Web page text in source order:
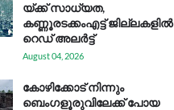
യ്ക്ക് സാ​ധ്യ​ത,
കണ്ണൂരടക്കംഎ​ട്ട് ജി​ല്ല​ക​ളി​ൽ
റെ​ഡ് അ​ലർ​ട്ട്
August 04, 2026
കോഴിക്കോട് നിന്നും
ബെംഗളൂരുവിലേക്ക് പോയ